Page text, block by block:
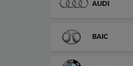
AUDI
BAIC